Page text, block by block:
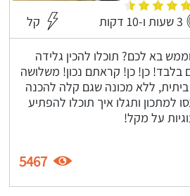
3 שעות ו-10 דקות קל
בא לכם? תוכלו להכין גלידה
בלבד! כן! כן! קראתם נכון! משלושה
ללא מכונה שגם קלה להכנה
למתכון ותגלו איך תוכלו להפתיע
על מקל!
5467